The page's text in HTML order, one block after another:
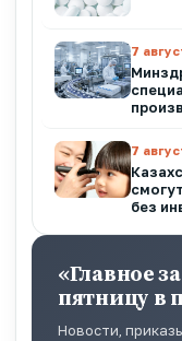
7
7
без
«Главное
пятницу в
Новости,